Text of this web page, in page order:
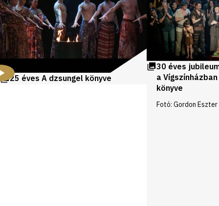
25 éves A dzsungel könyve
30 éves
a
könyve
Fotó: Gordon Eszter